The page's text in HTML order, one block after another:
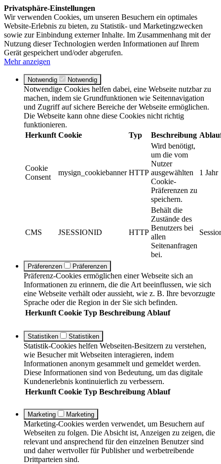
Privatsphäre-Einstellungen
Wir verwenden Cookies, um unseren Besuchern ein optimales
Website-Erlebnis zu bieten, zu Statistik- und Marketingzwecken
sowie zur Einbindung externer Inhalte. Im Zusammenhang mit der
Nutzung dieser Technologien werden Informationen auf Ihrem
Gerät gespeichert und/oder abgerufen.
Mehr anzeigen
Notwendig Notwendig
Notwendige Cookies helfen dabei, eine Webseite nutzbar zu
machen, indem sie Grundfunktionen wie Seitennavigation
und Zugriff auf sichere Bereiche der Webseite ermöglichen.
Die Webseite kann ohne diese Cookies nicht richtig
funktionieren.
Herkunft Cookie Typ Beschreibung
Cookie
Consent
mysign_cookiebanner HTTP
Wird benötigt,
um die vom
Nutzer
ausgewählten
Cookie-
Präferenzen zu
speichern.
1 Jahr
CMS JSESSIONID HTTP
Behält die
Zustände des
Benutzers bei
allen
Seitenanfragen
bei.
Präferenzen Präferenzen
Präferenz-Cookies ermöglichen einer Webseite sich an
Informationen zu erinnern, die die Art beeinflussen, wie sich
eine Webseite verhält oder aussieht, wie z. B. Ihre bevorzugte
Sprache oder die Region in der Sie sich befinden.
Herkunft Cookie Typ Beschreibung Ablauf
Statistiken Statistiken
Statistik-Cookies helfen Webseiten-Besitzern zu verstehen,
wie Besucher mit Webseiten interagieren, indem
Informationen anonym gesammelt und gemeldet werden.
Diese Informationen sind von Bedeutung, um das digitale
Kundenerlebnis kontinuierlich zu verbessern.
Herkunft Cookie Typ Beschreibung Ablauf
Marketing Marketing
Marketing-Cookies werden verwendet, um Besuchern auf
Webseiten zu folgen. Die Absicht ist, Anzeigen zu zeigen, die
relevant und ansprechend für den einzelnen Benutzer sind
und daher wertvoller für Publisher und werbetreibende
Drittparteien sind.